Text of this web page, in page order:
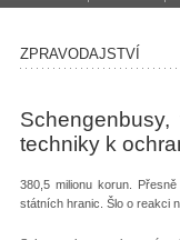
ZPRAVODAJSTVÍ
techniky k
380,5 milionu korun.
státních hranic. Šlo o reakci